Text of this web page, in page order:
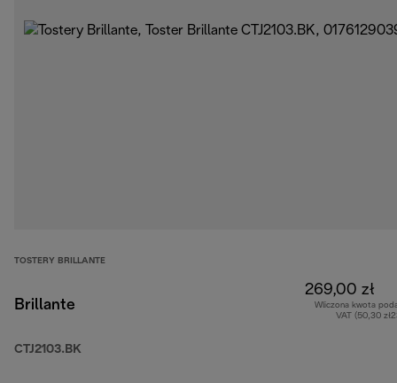
TOSTERY BRILLANTE
Brillante
CTJ2103.BK
269,00 zł
Wliczona kwota
VAT (50,30